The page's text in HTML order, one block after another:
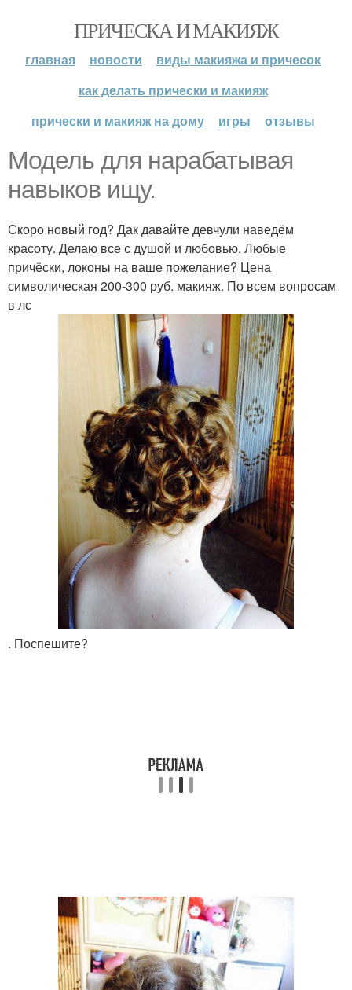
ПРИЧЕСКА И МАКИЯЖ
главная новости
виды макияжа и причесок
как делать прически и макияж
прически и макияж на дому
игры отзывы
Модель для нарабатывая
навыков ищу.
Скоро новый год? Дак давайте девчули наведём
красоту. Делаю все с душой и любовью. Любые
причёски, локоны на ваше пожелание? Цена
символическая 200-300 руб. макияж. По всем вопросам
в лс
. Поспешите?